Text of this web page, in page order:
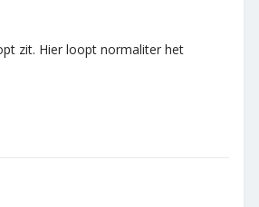
zit. Hier loopt normaliter het